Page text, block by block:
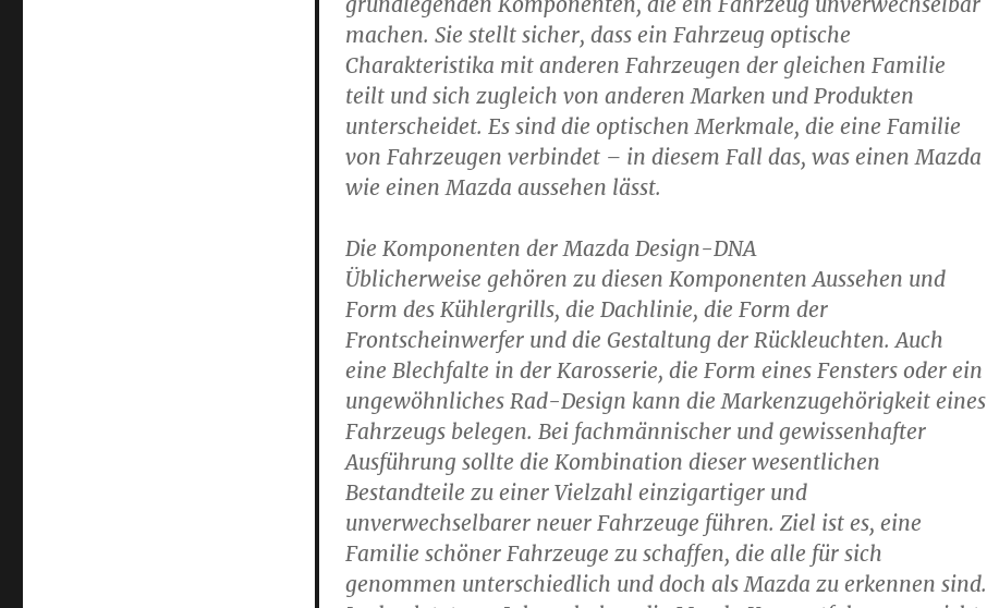
machen. Sie stellt sicher, dass ein Fahrzeug optische
Charakteristika mit anderen Fahrzeugen der gleichen Familie
teilt und sich zugleich von anderen Marken und Produkten
unterscheidet. Es sind die optischen Merkmale, die eine Familie
von Fahrzeugen verbindet – in diesem Fall das, was einen Mazda
wie einen Mazda aussehen lässt.
Die Komponenten der Mazda Design-DNA
Üblicherweise gehören zu diesen Komponenten Aussehen und
Form des Kühlergrills, die Dachlinie, die Form der
Frontscheinwerfer und die Gestaltung der Rückleuchten. Auch
eine Blechfalte in der Karosserie, die Form eines Fensters oder ein
ungewöhnliches Rad-Design kann die Markenzugehörigkeit eines
Fahrzeugs belegen. Bei fachmännischer und gewissenhafter
Ausführung sollte die Kombination dieser wesentlichen
Bestandteile zu einer Vielzahl einzigartiger und
unverwechselbarer neuer Fahrzeuge führen. Ziel ist es, eine
Familie schöner Fahrzeuge zu schaffen, die alle für sich
genommen unterschiedlich und doch als Mazda zu erkennen sind.